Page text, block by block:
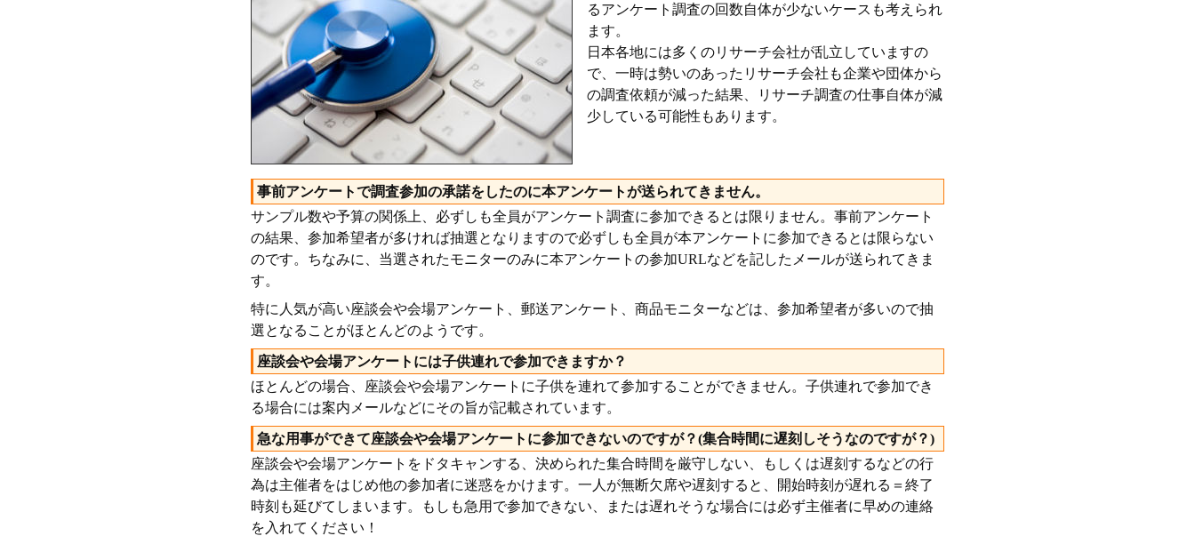
るアンケート調査の回数自体が少ないケースも考えられ
ます。
日本各地には多くのリサーチ会社が乱立していますの
で、一時は勢いのあったリサーチ会社も企業や団体から
の調査依頼が減った結果、リサーチ調査の仕事自体が減
少している可能性もあります。
事前アンケートで調査参加の承諾をしたのに本アンケートが送られてきません。
サンプル数や予算の関係上、必ずしも全員がアンケート調査に参加できるとは限りません。事前アンケート
の結果、参加希望者が多ければ抽選となりますので必ずしも全員が本アンケートに参加できるとは限らない
のです。ちなみに、当選されたモニターのみに本アンケートの参加URLなどを記したメールが送られてきま
す。
特に人気が高い座談会や会場アンケート、郵送アンケート、商品モニターなどは、参加希望者が多いので抽
選となることがほとんどのようです。
座談会や会場アンケートには子供連れで参加できますか？
ほとんどの場合、座談会や会場アンケートに子供を連れて参加することができません。子供連れで参加でき
る場合には案内メールなどにその旨が記載されています。
急な用事ができて座談会や会場アンケートに参加できないのですが？(集合時間に遅刻しそうなのですが？)
座談会や会場アンケートをドタキャンする、決められた集合時間を厳守しない、もしくは遅刻するなどの行
為は主催者をはじめ他の参加者に迷惑をかけます。一人が無断欠席や遅刻すると、開始時刻が遅れる＝終了
時刻も延びてしまいます。もしも急用で参加できない、または遅れそうな場合には必ず主催者に早めの連絡
を入れてください！